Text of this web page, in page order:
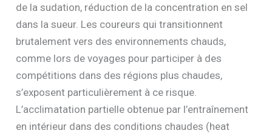
de la sudation, réduction de la concentration en sel
dans la sueur. Les coureurs qui transitionnent
brutalement vers des environnements chauds,
comme lors de voyages pour participer à des
compétitions dans des régions plus chaudes,
s’exposent particulièrement à ce risque.
L’acclimatation partielle obtenue par l’entraînement
en intérieur dans des conditions chaudes (heat